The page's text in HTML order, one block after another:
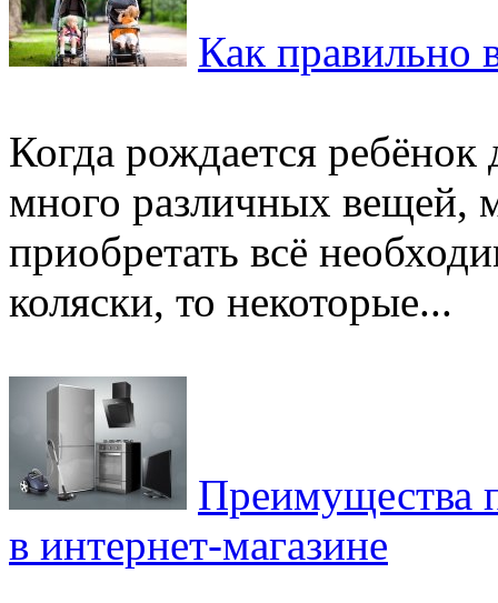
Как правильно
Когда рождается
много различных вещей,
приобретать всё
коляски, то некоторые...
Преимущества
в интернет-магазине